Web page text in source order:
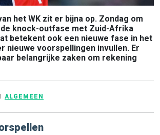
het WK zit er bijna op. Zondag om
de knock-outfase met Zuid-Afrika
betekent ook een nieuwe fase in het
nieuwe voorspellingen invullen. Er
belangrijke zaken om rekening
ALGEMEEN